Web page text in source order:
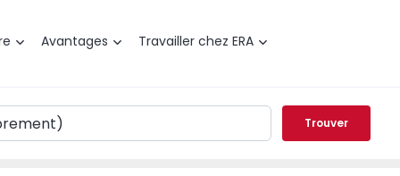
Avantages Travailler chez ERA
Trouver